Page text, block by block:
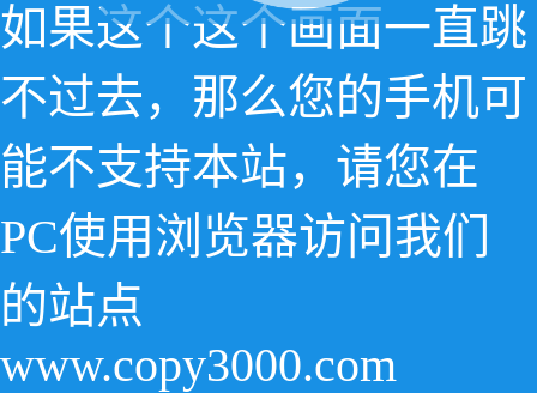
如果这个这个画面一直跳
不过去，那么您的手机可
能不支持本站，请您在
PC使用浏览器访问我们
的站点
www.copy3000.com